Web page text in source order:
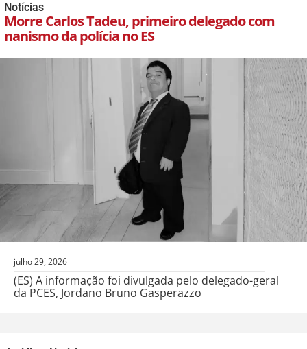
Notícias
Morre Carlos Tadeu, primeiro delegado com
nanismo da polícia no ES
julho 29, 2026
(ES) A informação foi divulgada pelo delegado-geral
da PCES, Jordano Bruno Gasperazzo